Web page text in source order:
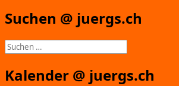
Suchen @ juergs.ch
Suchen
nach:
Kalender @ juergs.ch